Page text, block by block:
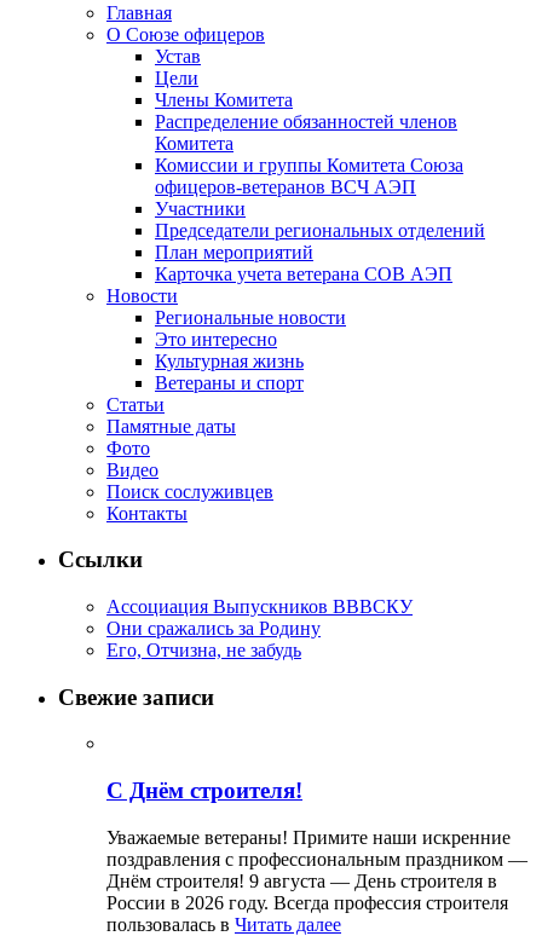
Главная
О Союзе офицеров
Устав
Цели
Члены Комитета
Распределение обязанностей членов
Комитета
Комиссии и группы Комитета Союза
офицеров-ветеранов ВСЧ АЭП
Участники
Председатели региональных отделений
План мероприятий
Карточка учета ветерана CОВ АЭП
Новости
Региональные новости
Это интересно
Культурная жизнь
Ветераны и спорт
Статьи
Памятные даты
Фото
Видео
Поиск сослуживцев
Контакты
Ссылки
Ассоциация Выпускников ВВВСКУ
Они сражались за Родину
Его, Отчизна, не забудь
Свежие записи
С Днём строителя!
Уважаемые ветераны! Примите наши искренние
поздравления с профессиональным праздником —
Днём строителя! 9 августа — День строителя в
России в 2026 году. Всегда профессия строителя
пользовалась в Читать далее